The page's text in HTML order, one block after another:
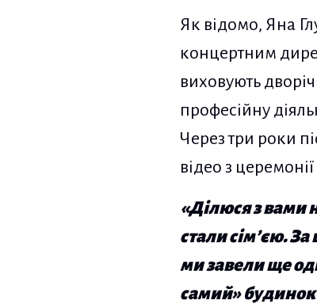
Як відомо, Яна
концертним
виховують
професійну
Через три роки
відео з
«Ділюся з вами
стали сім’єю.
ми завели ще
самий» будинок